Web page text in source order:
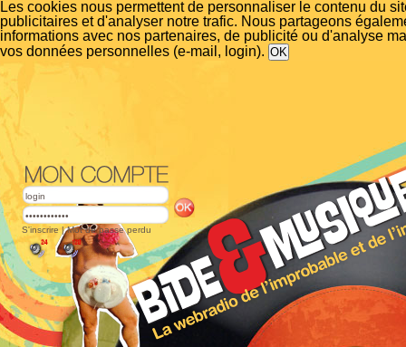
Les cookies nous permettent de personnaliser le contenu du
publicitaires et d'analyser notre trafic. Nous partageons
informations avec nos partenaires, de publicité ou d'analyse
vos données personnelles (e-mail, login).
S'inscrire |Mot de passe perdu